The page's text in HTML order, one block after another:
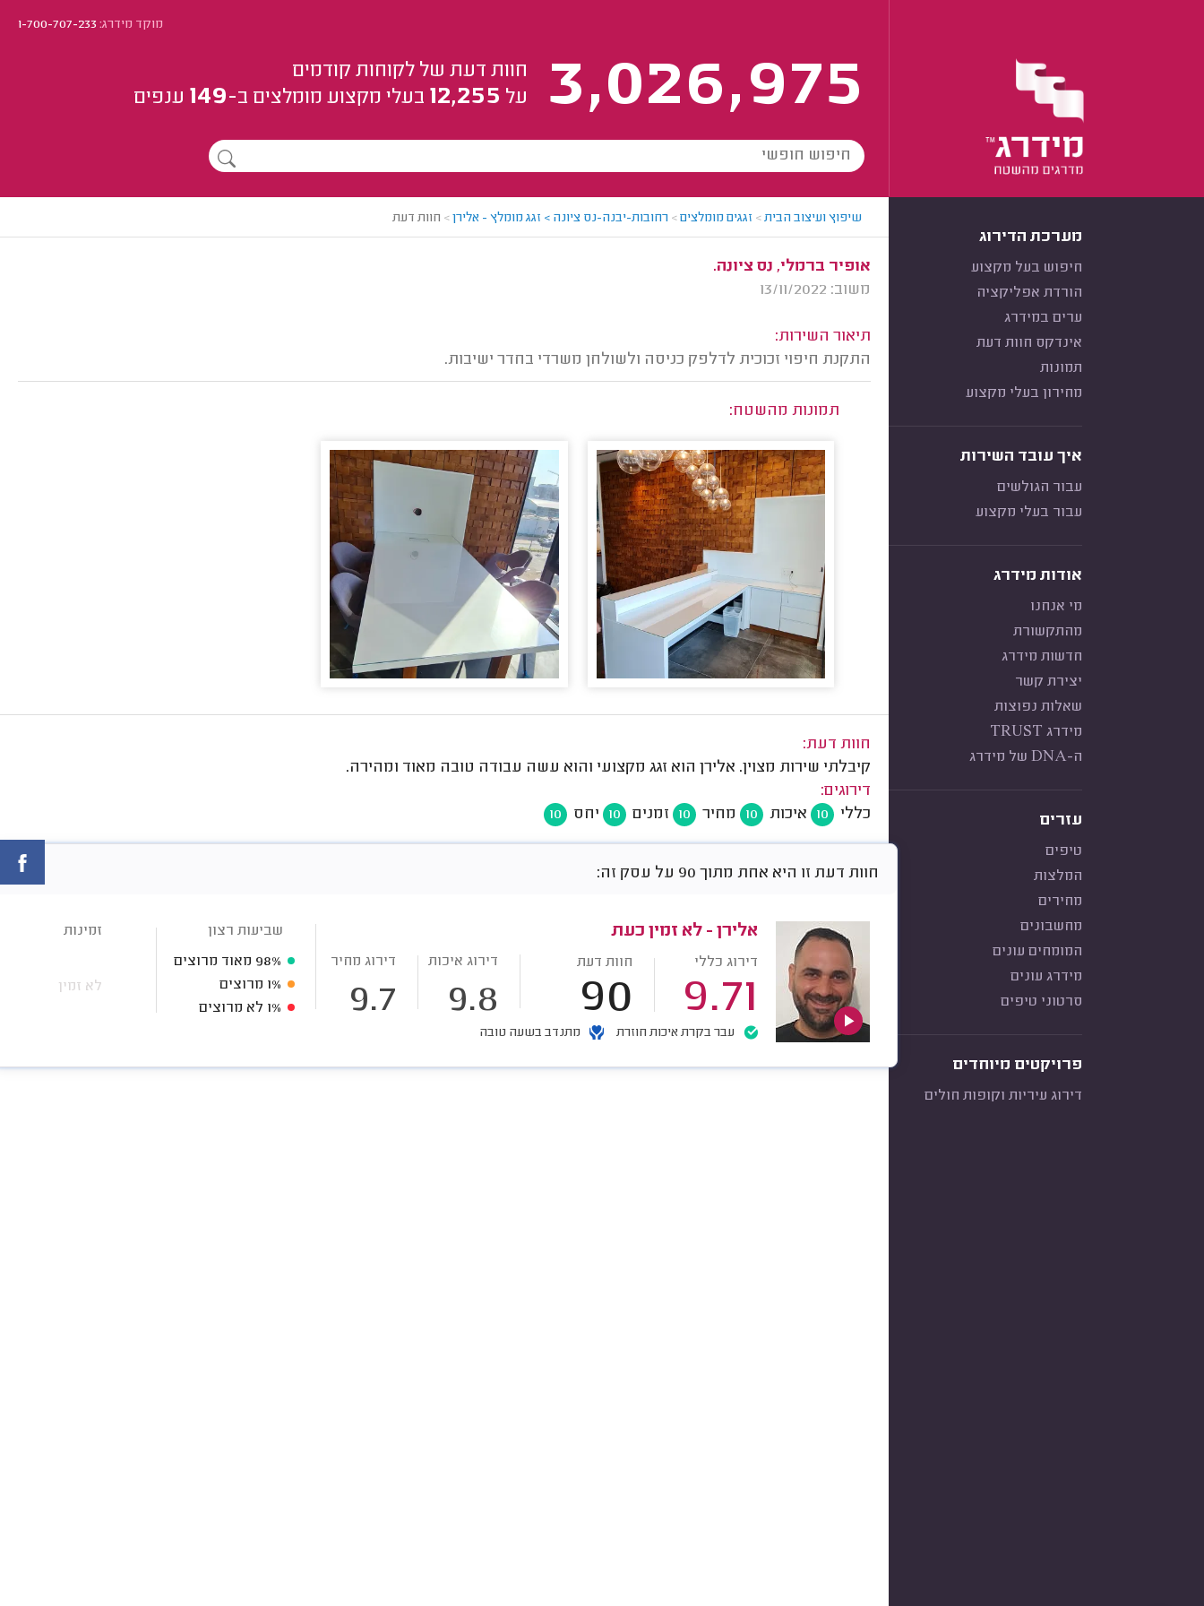
מוקד מידרג:1-700-707-233
3,026,975
חוות דעת של לקוחות קודמים
על 12,255 בעלי מקצוע מומלצים ב-149 ענפים
מערכת הדירוג
חיפוש בעל מקצוע
הורדת אפליקציה
ערים במידרג
אינדקס חוות דעת
תמונות
מחירון בעלי מקצוע
איך עובד השירות
עבור הגולשים
עבור בעלי מקצוע
אודות מידרג
מי אנחנו
מהתקשורת
חדשות מידרג
יצירת קשר
שאלות נפוצות
מידרג TRUST
ה-DNA של מידרג
עזרים
טיפים
המלצות
מחירים
מחשבונים
המומחים עונים
מידרג עונים
סרטוני טיפים
פרויקטים מיוחדים
דירוג עיריות וקופות חולים
שיפוץ ועיצוב הבית> זגגים מומלצים> רחובות-יבנה-נס ציונה > זגג מומלץ - אלירן> חוות דעת
אופיר ברמלי, נס ציונה.
משוב: 13/11/2022
תיאור השירות:
התקנת חיפוי זכוכית לדלפק כניסה ולשולחן משרדי בחדר ישיבות.
תמונות מהשטח:
חוות דעת:
קיבלתי שירות מצוין. אלירן הוא זגג מקצועי והוא עשה עבודה טובה מאוד ומהירה.
דירוגים:
כללי
10 איכות 10 מחיר 10 זמנים 10 יחס 10
חוות דעת זו היא אחת מתוך 90 על עסק זה:
אלירן - לא זמין כעת
דירוג כללי
9.71
חוות דעת
90
דירוג איכות
9.8
דירוג מחיר
9.7
עבר בקרת איכות חוזרת מתנדב בשעה טובה
שביעות רצון
98% מאוד מרוצים
1% מרוצים
1% לא מרוצים
זמינות
לא זמין